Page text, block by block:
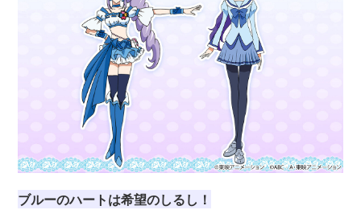
ブルーのハートは希望のしるし！